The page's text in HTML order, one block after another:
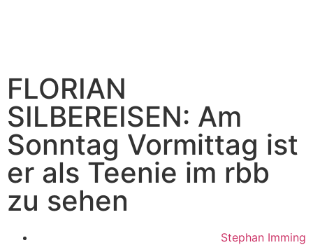
FLORIAN
SILBEREISEN: Am
Sonntag Vormittag ist
er als Teenie im rbb
zu sehen
Stephan Imming